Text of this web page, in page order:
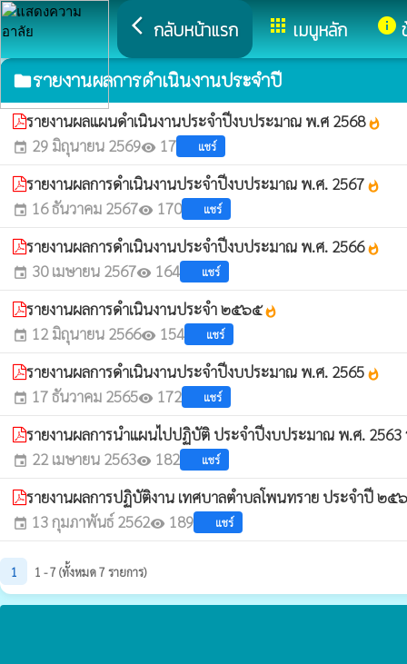
arrow_back_ios กลับหน้าแรก appsเมนูหลัก info
folderรายงานผลการดำเนินงานประจำปี
รายงานผลแผนดำเนินงานประจำปีงบประมาณ พ.ศ 2568whatshot
event 29 มิถุนายน 2569visibility 17 แชร์
รายงานผลการดำเนินงานประจำปีงบประมาณ พ.ศ. 2567 whatshot
event 16 ธันวาคม 2567visibility 170 แชร์
รายงานผลการดำเนินงานประจำปีงบประมาณ พ.ศ. 2566whatshot
event 30 เมษายน 2567visibility 164 แชร์
รายงานผลการดำเนินงานประจำ ๒๕๖๕whatshot
event 12 มิถุนายน 2566visibility 154 แชร์
รายงานผลการดำเนินงานประจำปีงบประมาณ พ.ศ. 2565 whatshot
event 17 ธันวาคม 2565visibility 172 แชร์
รายงานผลการนำแผนไปปฏิบัติ ประจำปีงบประมาณ พ.ศ.
event 22 เมษายน 2563visibility 182 แชร์
รายงานผลการปฏิบัติงาน เทศบาลตำบลโพนทราย ประจำปี ๒
event 13 กุมภาพันธ์ 2562visibility 189 แชร์
1 1 - 7 (ทั้งหมด 7 รายการ)